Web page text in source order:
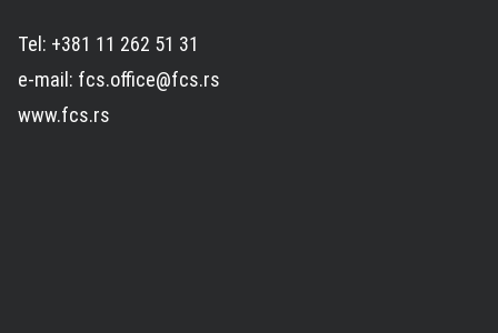
Tel: +381 11 262 51 31
e-mail: fcs.office@fcs.rs
www.fcs.rs